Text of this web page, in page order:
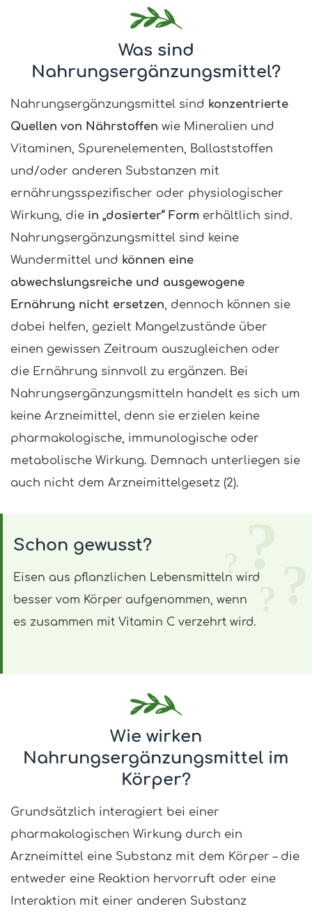
Was sind
Nahrungsergänzungsmittel?
Nahrungsergänzungsmittel sind konzentrierte
Quellen von Nährstoffen wie Mineralien und
Vitaminen, Spurenelementen, Ballaststoffen
und/oder anderen Substanzen mit
ernährungsspezifischer oder physiologischer
Wirkung, die in „dosierter“ Form erhältlich sind.
Nahrungsergänzungsmittel sind keine
Wundermittel und können eine
abwechslungsreiche und ausgewogene
Ernährung nicht ersetzen , dennoch können sie
dabei helfen, gezielt Mangelzustände über
einen gewissen Zeitraum auszugleichen oder
die Ernährung sinnvoll zu ergänzen. Bei
Nahrungsergänzungsmitteln handelt es sich um
keine Arzneimittel, denn sie erzielen keine
pharmakologische, immunologische oder
metabolische Wirkung. Demnach unterliegen sie
auch nicht dem Arzneimittelgesetz (2).
Schon gewusst?
Eisen aus pflanzlichen Lebensmitteln wird
besser vom Körper aufgenommen, wenn
es zusammen mit Vitamin C verzehrt wird.
Wie wirken
Nahrungsergänzungsmittel im
Körper?
Grundsätzlich interagiert bei einer
pharmakologischen Wirkung durch ein
Arzneimittel eine Substanz mit dem Körper – die
entweder eine Reaktion hervorruft oder eine
Interaktion mit einer anderen Substanz